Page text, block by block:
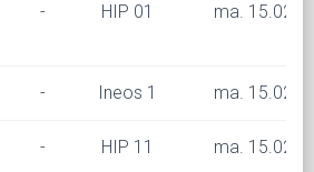
- HIP 01 ma. 15.02
- Ineos 1 ma. 15.02
- HIP 11 ma. 15.02